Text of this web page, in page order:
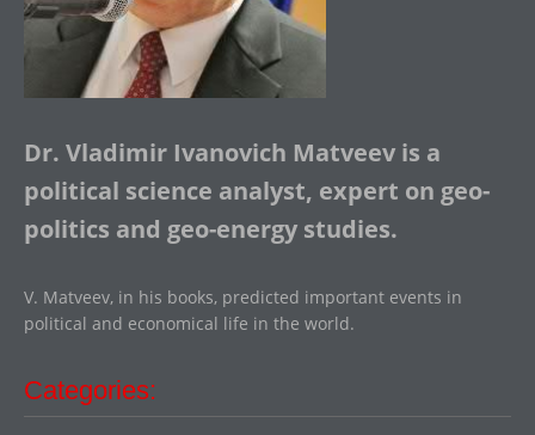
Dr. Vladimir Ivanovich Matveev is a
political science analyst, expert on geo-
politics and geo-energy studies.
V. Matveev, in his books, predicted important events in
political and economical life in the world.
Categories: